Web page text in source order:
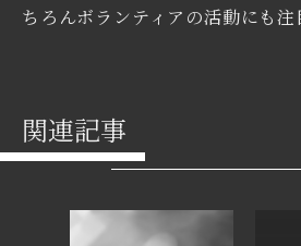
ちろんボランティアの活動にも注
関連記事